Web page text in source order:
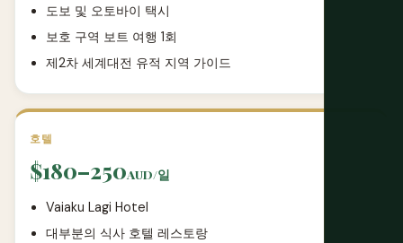
도보 및 오토바이 택시
보호 구역 보트 여행 1회
제2차 세계대전 유적 지역 가이드
호텔
$180–250AUD/일
Vaiaku Lagi Hotel
대부분의 식사 호텔 레스토랑